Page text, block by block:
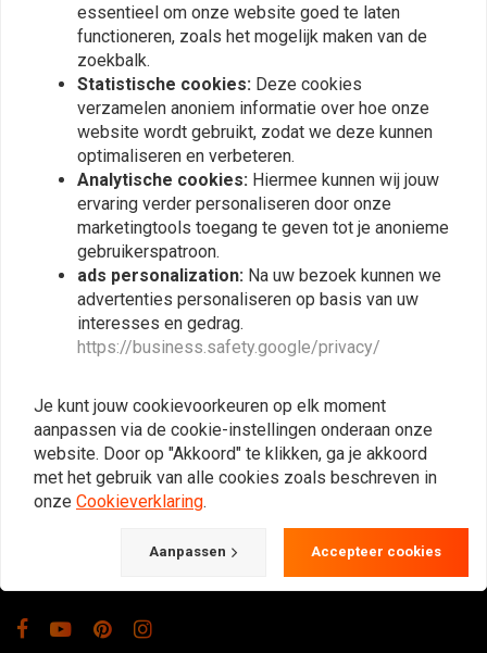
Op de hoogte blijven?
Abonneer
De Plek voor de Cafe Racers, Flat Tracker,
Natuurlijk ook groot in kleding & onderhoud!
Gotenburgweg 46a, 9723 TM Groningen (The Netherlands)
essentieel om onze website goed te laten
functioneren, zoals het mogelijk maken van de
zoekbalk.
Statistische cookies: Deze cookies
verzamelen anoniem informatie over hoe onze
website wordt gebruikt, zodat we deze kunnen
optimaliseren en verbeteren.
Analytische cookies: Hiermee kunnen wij jouw
ervaring verder personaliseren door onze
marketingtools toegang te geven tot je anonieme
gebruikerspatroon.
ads personalization: Na uw bezoek kunnen we
advertenties personaliseren op basis van uw
interesses en gedrag.
https://business.safety.google/privacy/
Je kunt jouw cookievoorkeuren op elk moment
aanpassen via de cookie-instellingen onderaan onze
website. Door op "Akkoord" te klikken, ga je akkoord
met het gebruik van alle cookies zoals beschreven in
onze Cookieverklaring.
Aanpassen Accepteer cookies